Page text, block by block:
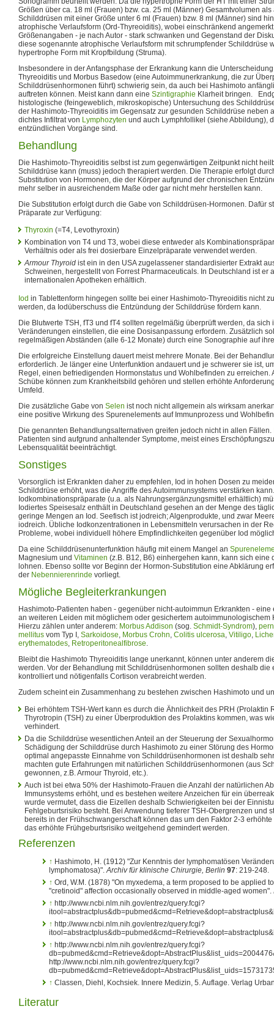
Größen über ca. 18 ml (Frauen) bzw. ca. 25 ml (Männer) Gesamtvolumen
Schilddrüsen mit einer Größe unter 6 ml (Frauen) bzw. 8 ml (Männer) sind
atrophische Verlaufsform (Ord-Thyreoiditis), wobei einschränkend
Größenangaben - je nach Autor - stark schwanken und Gegenstand der
diese sogenannte atrophische Verlaufsform mit schrumpfender Schilddrüse
hypertrophe Form mit Kropfbildung (Struma).
Insbesondere in der Anfangsphase der Erkrankung kann die
Thyreoiditis und Morbus Basedow (eine Autoimmunerkrankung, die zur
Schilddrüsenhormonen führt) schwierig sein, da auch bei Hashimoto
auftreten können. Meist kann dann eine Szintigraphie Klarheit bringen.
histologische (feingeweblich, mikroskopische) Untersuchung des
der Hashimoto-Thyreoiditis im Gegensatz zur gesunden Schilddrüse neben
dichtes Infiltrat von Lymphozyten und auch Lymphfollikel (siehe Abbildung),
entzündlichen Vorgänge sind.
Behandlung
Die Hashimoto-Thyreoiditis selbst ist zum gegenwärtigen Zeitpunkt nicht
Schilddrüse kann (muss) jedoch therapiert werden. Die Therapie erfolgt
Substitution von Hormonen, die der Körper aufgrund der chronischen
mehr selber in ausreichendem Maße oder gar nicht mehr herstellen kann.
Die Substitution erfolgt durch die Gabe von Schilddrüsen-Hormonen. Dafür
Präparate zur Verfügung:
Thyroxin (=T4, Levothyroxin)
Kombination von T4 und T3, wobei diese entweder als
Verhältnis oder als frei dosierbare Einzelpräparate verwendet werden.
Armour Thyroid ist ein in den USA zugelassener standardisierter Extrakt
Schweinen, hergestellt von Forrest Pharmaceuticals. In Deutschland ist er
internationalen Apotheken erhältlich.
Iod in Tablettenform hingegen sollte bei einer Hashimoto-Thyreoiditis nicht
werden, da Iodüberschuss die Entzündung der Schilddrüse fördern kann.
Die Blutwerte TSH, fT3 und fT4 sollten regelmäßig überprüft werden, da sich
Veränderungen einstellen, die eine Dosisanpassung erfordern. Zusätzlich
regelmäßigen Abständen (alle 6-12 Monate) durch eine Sonographie auf
Die erfolgreiche Einstellung dauert meist mehrere Monate. Bei der
erforderlich. Je länger eine Unterfunktion andauert und je schwerer sie ist,
Regel, einen befriedigenden Hormonstatus und Wohlbefinden zu erreichen.
Schübe können zum Krankheitsbild gehören und stellen erhöhte
Umfeld.
Die zusätzliche Gabe von Selen ist noch nicht allgemein als wirksam
eine positive Wirkung des Spurenelements auf Immunprozess und
Die genannten Behandlungsalternativen greifen jedoch nicht in allen
Patienten sind aufgrund anhaltender Symptome, meist eines
Lebensqualität beeinträchtigt.
Sonstiges
Vorsorglich ist Erkrankten daher zu empfehlen, Iod in hohen Dosen zu
Schilddrüse erhöht, was die Angriffe des Autoimmunsystems verstärken
Iodkombinationspräparate (u.a. als Nahrungsergänzungsmittel erhältlich)
Iodiertes Speisesalz enthält in Deutschland gesehen an der Menge des
geringe Mengen an Iod. Seefisch ist jodreich; Algenprodukte, und zwar
iodreich. Übliche Iodkonzentrationen in Lebensmitteln verursachen in der
Probleme, wobei individuell höhere Empfindlichkeiten gegenüber Iod
Da eine Schilddrüsenunterfunktion häufig mit einem Mangel an
Magnesium und Vitaminen (z.B. B12, B6) einhergehen kann, kann sich eine
lohnen. Ebenso sollte vor Beginn der Hormon-Substitution eine Abklärung
der Nebennierenrinde vorliegt.
Mögliche Begleiterkrankungen
Hashimoto-Patienten haben - gegenüber nicht-autoimmun Erkrankten -
an weiteren Leiden mit möglichem oder gesichertem autoimmunologischem
Hierzu zählen unter anderem: Morbus Addison (sog. Schmidt-Syndrom),
mellitus vom Typ I, Sarkoidose, Morbus Crohn, Colitis ulcerosa, Vitiligo,
erythematodes, Retroperitonealfibrose.
Bleibt die Hashimoto Thyreoiditis lange unerkannt, können unter anderem
werden. Vor der Behandlung mit Schilddrüsenhormonen sollten deshalb die
kontrolliert und nötigenfalls Cortison verabreicht werden.
Zudem scheint ein Zusammenhang zu bestehen zwischen Hashimoto und
Bei erhöhtem TSH-Wert kann es durch die Ähnlichkeit des PRH (Prolaktin
Thyrotropin (TSH) zu einer Überproduktion des Prolaktins kommen, was
verhindert.
Da die Schilddrüse wesentlichen Anteil an der Steuerung der
Schädigung der Schilddrüse durch Hashimoto zu einer Störung des
optimal angepasste Einnahme von Schilddrüsenhormonen ist deshalb
machten gute Erfahrungen mit natürlichen Schilddrüsenhormonen (aus
gewonnen, z.B. Armour Thyroid, etc.).
Auch ist bei etwa 50% der Hashimoto-Frauen die Anzahl der natürlichen
Immunsystems erhöht, und es bestehen weitere Anzeichen für ein
wurde vermutet, dass die Eizellen deshalb Schwierigkeiten bei der
Fehlgeburtsrisiko besteht. Bei Anwendung tieferer TSH-Obergrenzen und
bereits in der Frühschwangerschaft können das um den Faktor 2-3
das erhöhte Frühgeburtsrisiko weitgehend gemindert werden.
Referenzen
↑ Hashimoto, H. (1912) "Zur Kenntnis der lymphomatösen
lymphomatosa)".Archiv für klinische Chirurgie, Berlin 97: 219-248.
↑ Ord, W.M. (1878) "On myxedema, a term proposed to be applied
"cretinoid" affection occasionally observed in middle-aged women".
↑ http://www.ncbi.nlm.nih.gov/entrez/query.fcgi?
↑ http://www.ncbi.nlm.nih.gov/entrez/query.fcgi?
↑ http://www.ncbi.nlm.nih.gov/entrez/query.fcgi?
http://www.ncbi.nlm.nih.gov/entrez/query.fcgi?
↑ Classen, Diehl, Kochsiek. Innere Medizin, 5. Auflage. Verlag
Literatur